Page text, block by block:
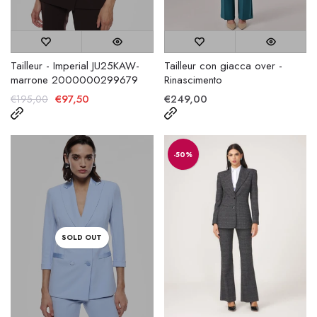
Tailleur - Imperial JU25KAW-
marrone 2000000299679
€195,00 €97,50
Tailleur con giacca over -
Rinascimento
€249,00
SOLD OUT
-50%